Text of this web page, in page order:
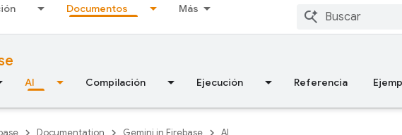
Documentos Más
AI Compilación Ejecución Referencia
Documentation Gemini in Firebase AI